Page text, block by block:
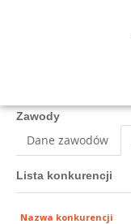
Zawody
Dane zawodów
Lista konkurencji
Nazwa konkurencji